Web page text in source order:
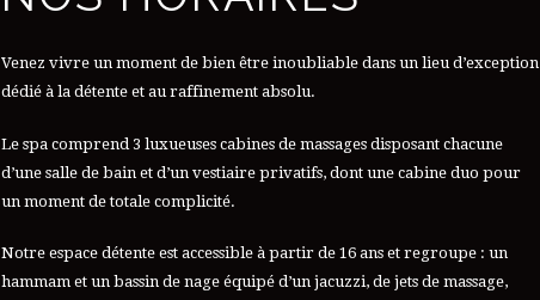
Venez vivre un moment de bien être inoubliable dans un lieu d’exception
dédié à la détente et au raffinement absolu.
Le spa comprend 3 luxueuses cabines de massages disposant chacune
d’une salle de bain et d’un vestiaire privatifs, dont une cabine duo pour
un moment de totale complicité.
Notre espace détente est accessible à partir de 16 ans et regroupe : un
hammam et un bassin de nage équipé d’un jacuzzi, de jets de massage,